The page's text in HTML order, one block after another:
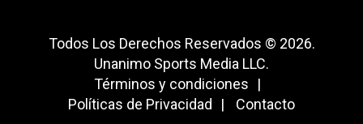
Todos Los Derechos Reservados © 2026.
Unanimo Sports Media LLC.
Términos y condiciones
Políticas de Privacidad
Contacto